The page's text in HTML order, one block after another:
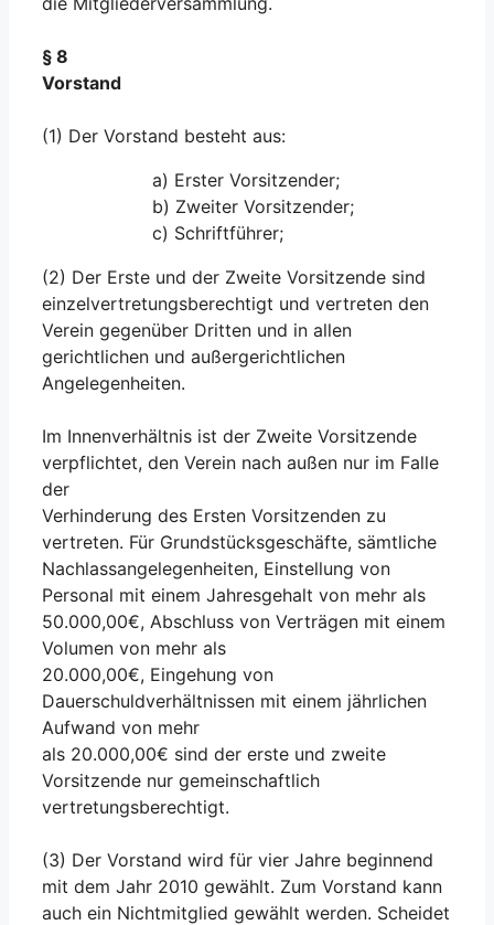
§ 8
Vorstand
(1) Der Vorstand besteht aus:
a) Erster Vorsitzender;
b) Zweiter Vorsitzender;
c) Schriftführer;
(2) Der Erste und der Zweite Vorsitzende sind
einzelvertretungsberechtigt und vertreten den
Verein gegenüber Dritten und in allen
gerichtlichen und außergerichtlichen
Angelegenheiten.
Im Innenverhältnis ist der Zweite Vorsitzende
verpflichtet, den Verein nach außen nur im Falle
der
Verhinderung des Ersten Vorsitzenden zu
vertreten. Für Grundstücksgeschäfte, sämtliche
Nachlassangelegenheiten, Einstellung von
Personal mit einem Jahresgehalt von mehr als
50.000,00€, Abschluss von Verträgen mit einem
Volumen von mehr als
20.000,00€, Eingehung von
Dauerschuldverhältnissen mit einem jährlichen
Aufwand von mehr
als 20.000,00€ sind der erste und zweite
Vorsitzende nur gemeinschaftlich
vertretungsberechtigt.
(3) Der Vorstand wird für vier Jahre beginnend
mit dem Jahr 2010 gewählt. Zum Vorstand kann
auch ein Nichtmitglied gewählt werden. Scheidet